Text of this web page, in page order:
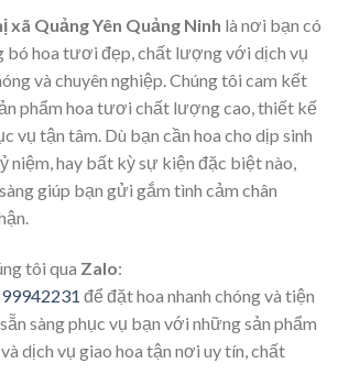
Quảng Yên Quảng Ninh là nơi bạn có
bó hoa tươi đẹp, chất lượng với dịch vụ
và chuyên nghiệp. Chúng tôi cam kết
phẩm hoa tươi chất lượng cao, thiết kế
vụ tận tâm. Dù bạn cần hoa cho dịp sinh
niệm, hay bất kỳ sự kiện đặc biệt nào,
giúp bạn gửi gắm tình cảm chân
tôi qua Zalo:
để đặt hoa nhanh chóng và tiện
sàng phục vụ bạn với những sản phẩm
dịch vụ giao hoa tận nơi uy tín, chất